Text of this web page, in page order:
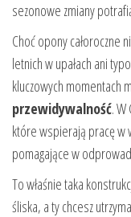
sezonowe zmiany
Choć opony całoroczne
letnich w upałach ani
kluczowych momentach
przewidywalność.
które wspierają pracę w
pomagające w
To właśnie taka
śliska, a ty chcesz